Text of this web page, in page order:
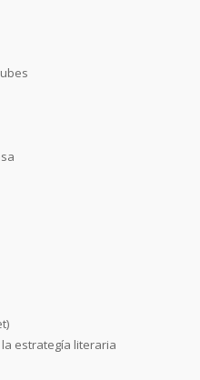
estrategía literaria